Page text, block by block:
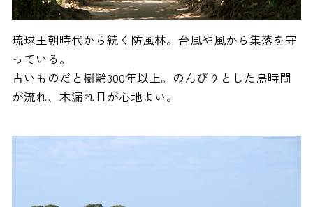
琉球王朝時代から続く防風林。台風や風から集落を守
っている。
古いものだと樹齢300年以上。のんびりとした島時間
が流れ、木漏れ日が心地よい。